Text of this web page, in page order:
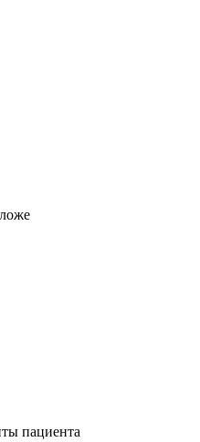
пациента